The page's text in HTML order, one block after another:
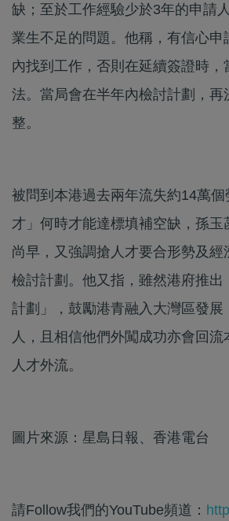
缺；至於工作經驗少於3年的申請
業生不足的問題。他稱，有信心申
內找到工作，否則在延續簽證時，
法。當局會在半年內檢討計劃，再
整。
被問到本港過去兩年流失約14萬個
才」何時才能達標填補空缺，孫玉
尚早，又強調搶人才要合形勢及經
檢討計劃。他又指，雖然港府推出
計劃」，鼓勵港青融入大灣區發展
人，且相信他們外闖成功亦會回流
人才外流。
圖片來源：星島日報、香港電台
請Follow我們的YouTube頻道：